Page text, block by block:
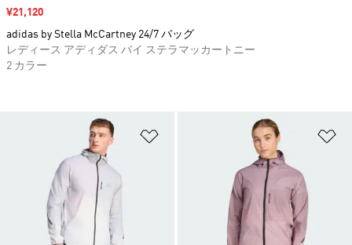
ほしいものリストに追加
セール価格
¥21,120
adidas by Stella McCartney 24/7 バッグ
レディース アディダス バイ ステラマッカートニー
2 カラー